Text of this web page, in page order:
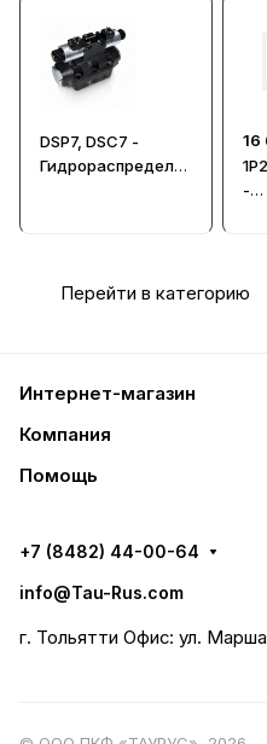
DSP7, DSC7 -
Гидрораспредели
16
-
Перейти в категорию
Интернет-магазин
Компания
Помощь
+7 (8482) 44-00-64
info@Tau-Rus.com
г. Тольятти Офис: ул.